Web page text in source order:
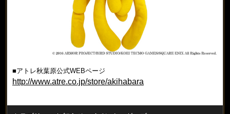
■アトレ秋葉原公式WEBページ
http://www.atre.co.jp/store/akihabara